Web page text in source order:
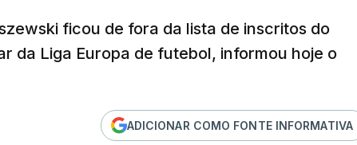
ficou de fora da lista de inscritos do
da Liga Europa de futebol, informou hoje o
ADICIONAR COMO FONTE INFORMATIVA